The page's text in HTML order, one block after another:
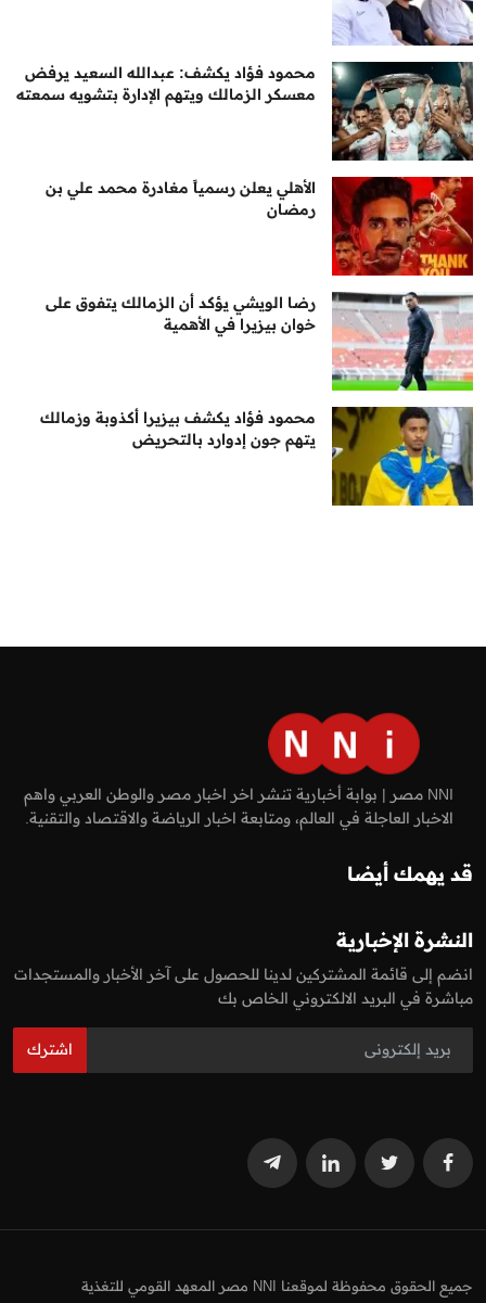
محمود فؤاد يكشف: عبدالله السعيد يرفض
معسكر الزمالك ويتهم الإدارة بتشويه سمعته
الأهلي يعلن رسمياً مغادرة محمد علي بن
رمضان
رضا الويشي يؤكد أن الزمالك يتفوق على
خوان بيزيرا في الأهمية
محمود فؤاد يكشف بيزيرا أكذوبة وزمالك
يتهم جون إدوارد بالتحريض
NNI مصر | بوابة أخبارية تنشر اخر اخبار مصر والوطن العربي واهم
الاخبار العاجلة في العالم، ومتابعة اخبار الرياضة والاقتصاد والتقنية.
قد يهمك أيضا
النشرة الإخبارية
انضم إلى قائمة المشتركين لدينا للحصول على آخر الأخبار والمستجدات
مباشرة في البريد الالكتروني الخاص بك
اشترك
جميع الحقوق محفوظة لموقعنا NNI مصر المعهد القومي للتغذية